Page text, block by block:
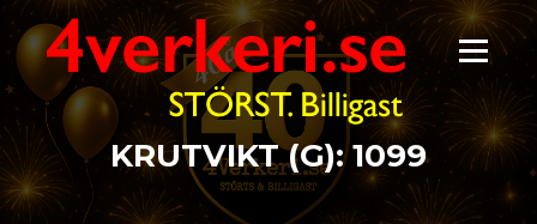
Hoppa
innehåll
Meny
KRUTVIKT (G):1099